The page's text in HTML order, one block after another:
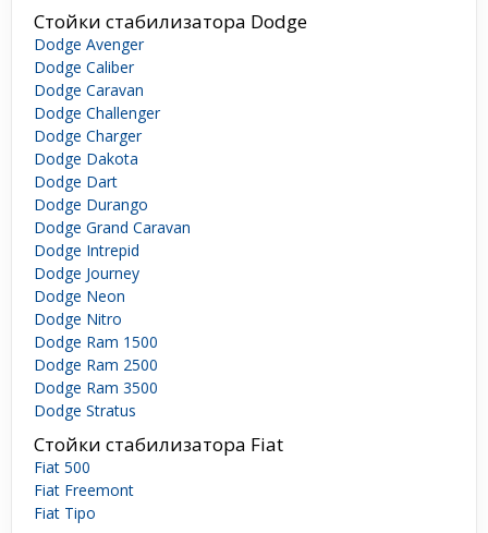
Стойки стабилизатора Dodge
Dodge Avenger
Dodge Caliber
Dodge Caravan
Dodge Challenger
Dodge Charger
Dodge Dakota
Dodge Dart
Dodge Durango
Dodge Grand Caravan
Dodge Intrepid
Dodge Journey
Dodge Neon
Dodge Nitro
Dodge Ram 1500
Dodge Ram 2500
Dodge Ram 3500
Dodge Stratus
Стойки стабилизатора Fiat
Fiat 500
Fiat Freemont
Fiat Tipo